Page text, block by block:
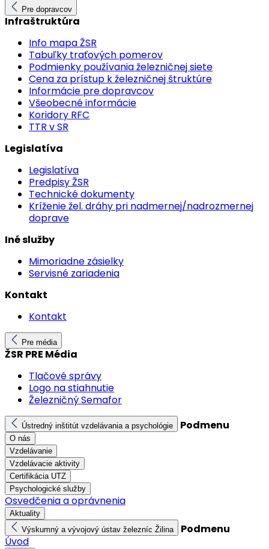
Pre dopravcov
Infraštruktúra
Info mapa ŽSR
Tabuľky traťových pomerov
Podmienky používania železničnej siete
Cena za prístup k železničnej štruktúre
Informácie pre dopravcov
Všeobecné informácie
Koridory RFC
TTR v SR
Legislatíva
Legislatíva
Predpisy ŽSR
Technické dokumenty
Kríženie žel. dráhy pri nadmernej/nadrozmernej
doprave
Iné služby
Mimoriadne zásielky
Servisné zariadenia
Kontakt
Kontakt
Pre média
ŽSR PRE Média
Tlačové správy
Logo na stiahnutie
Železničný Semafor
Ústredný inštitút vzdelávania a psychológie Podmenu
O nás
Vzdelávanie
Vzdelávacie aktivity
Certifikácia UTZ
Psychologické služby
Osvedčenia a oprávnenia
Aktuality
Výskumný a vývojový ústav železníc Žilina
Podmenu
Úvod